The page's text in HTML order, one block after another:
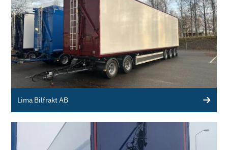
Lima Bilfrakt AB